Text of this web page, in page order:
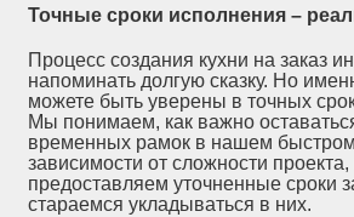
Точные сроки исполнения –
Процесс создания кухни на заказ
напоминать долгую сказку. Но
можете быть уверены в точных
Мы понимаем, как важно
временных рамок в нашем
зависимости от сложности
предоставляем уточненные сроки
стараемся укладываться в них.